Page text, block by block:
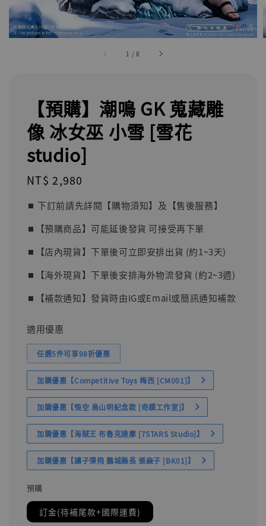
1 /8
【預購】潮鳴 GK 蒐藏雕
像 冰女巫 小雪 [雪花
studio]
Regular
NT$ 2,980
⏹︎ 下訂前請先詳閱【購物須知】及【售後服務】
⏹︎【預購商品】可能延後發貨 可接受再下單
⏹︎【店內現貨】下單後可立即安排出貨 (約1~3天)
⏹︎【海外現貨】下單後安排海外物流發貨 (約2~3週)
⏹︎【補款通知】發貨時由IG或Email或簡訊通知補款
適用優惠
任選5件可享98折優惠
加購優惠【Competitive Toys 梅西 [CM001]】
加購優惠【悟空 鳥山明紀念款 [奇蹟工作室]】
加購優惠【海賊王 布魯克達摩 [7STARS Studio]】
加購優惠【讓子彈飛 鵝城縣長 張麻子 [BK01]】
預購
訂金(待補尾款+國際運費)